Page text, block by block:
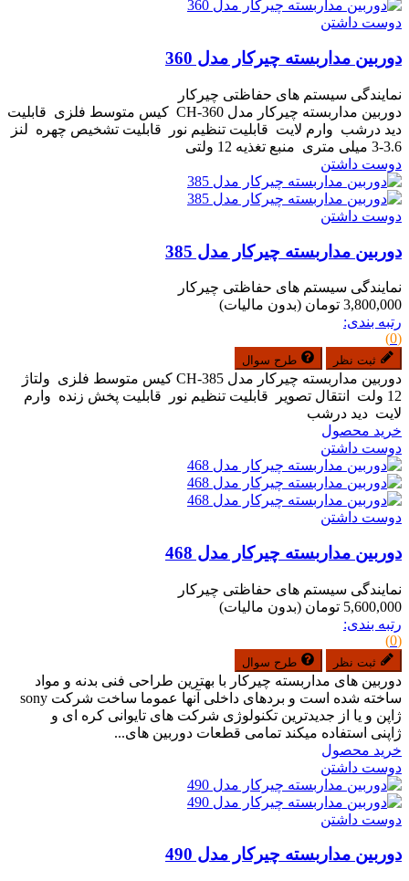
دوست داشتن
دوربین مداربسته چیرکار مدل 360
نمایندگی سیستم های حفاظتی چیرکار
دوربین مداربسته چیرکار مدل CH-360 کیس متوسط فلزی قابلیت
دید درشب وارم لایت قابلیت تنظیم نور قابلیت تشخیص چهره لنز
3.6-3 میلی متری منبع تغذیه 12 ولتی
دوست داشتن
دوست داشتن
دوربین مداربسته چیرکار مدل 385
نمایندگی سیستم های حفاظتی چیرکار
3,800,000 تومان
(بدون مالیات)
رتبه بندی:
(0)
ثبت نظر طرح سوال
دوربین مداربسته چیرکار مدل CH-385 کیس متوسط فلزی ولتاژ
12 ولت انتقال تصویر قابلیت تنظیم نور قابلیت پخش زنده وارم
لایت دید درشب
خرید محصول
دوست داشتن
دوست داشتن
دوربین مداربسته چیرکار مدل 468
نمایندگی سیستم های حفاظتی چیرکار
5,600,000 تومان
(بدون مالیات)
رتبه بندی:
(0)
ثبت نظر طرح سوال
دوربین های مداربسته چیرکار با بهترین طراحی فنی بدنه و مواد
ساخته شده است و بردهای داخلی آنها عموما ساخت شرکت sony
ژاپن و یا از جدیدترین تکنولوژی شرکت های تایوانی کره ای و
ژاپنی استفاده میکند تمامی قطعات دوربین های...
خرید محصول
دوست داشتن
دوست داشتن
دوربین مداربسته چیرکار مدل 490